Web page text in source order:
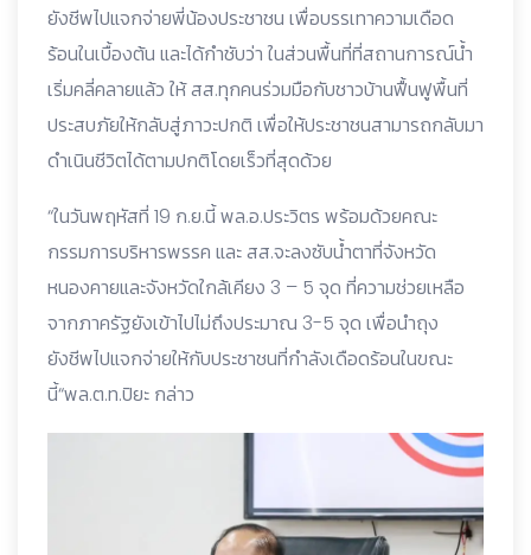
ยังชีพไปแจกจ่ายพี่น้องประชาชน เพื่อบรรเทาความเดือด
ร้อนในเบื้องต้น และได้กำชับว่า ในส่วนพื้นที่ที่สถานการณ์น้ำ
เริ่มคลี่คลายแล้ว ให้ สส.ทุกคนร่วมมือกับชาวบ้านฟื้นฟูพื้นที่
ประสบภัยให้กลับสู่ภาวะปกติ เพื่อให้ประชาชนสามารถกลับมา
ดำเนินชีวิตได้ตามปกติโดยเร็วที่สุดด้วย
“ในวันพฤหัสที่ 19 ก.ย.นี้ พล.อ.ประวิตร พร้อมด้วยคณะ
กรรมการบริหารพรรค และ สส.จะลงซับน้ำตาที่จังหวัด
หนองคายและจังหวัดใกล้เคียง 3 – 5 จุด ที่ความช่วยเหลือ
จากภาครัฐยังเข้าไปไม่ถึงประมาณ 3-5 จุด เพื่อนำถุง
ยังชีพไปแจกจ่ายให้กับประชาชนที่กำลังเดือดร้อนในขณะ
นี้“พล.ต.ท.ปิยะ กล่าว